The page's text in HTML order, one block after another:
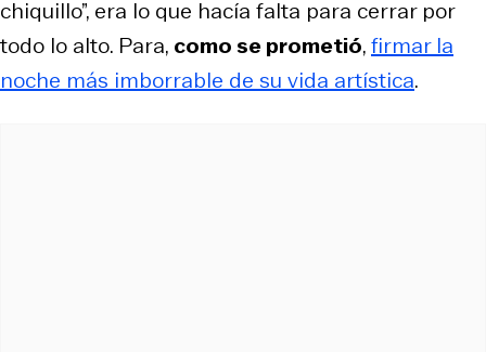
chiquillo”, era lo que hacía falta para cerrar por
todo lo alto. Para, como se prometió,firmar la
noche más imborrable de su vida artística.